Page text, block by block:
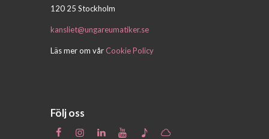
120 25 Stockholm
kansliet@ungareumatiker.se
Läs mer om vårCookie Policy
Följ oss